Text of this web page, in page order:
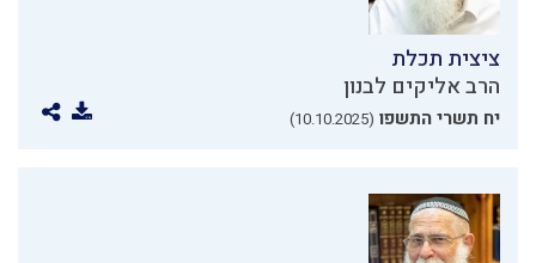
ציצית תכלת
הרב אליקים לבנון
יח תשרי התשפו (10.10.2025)